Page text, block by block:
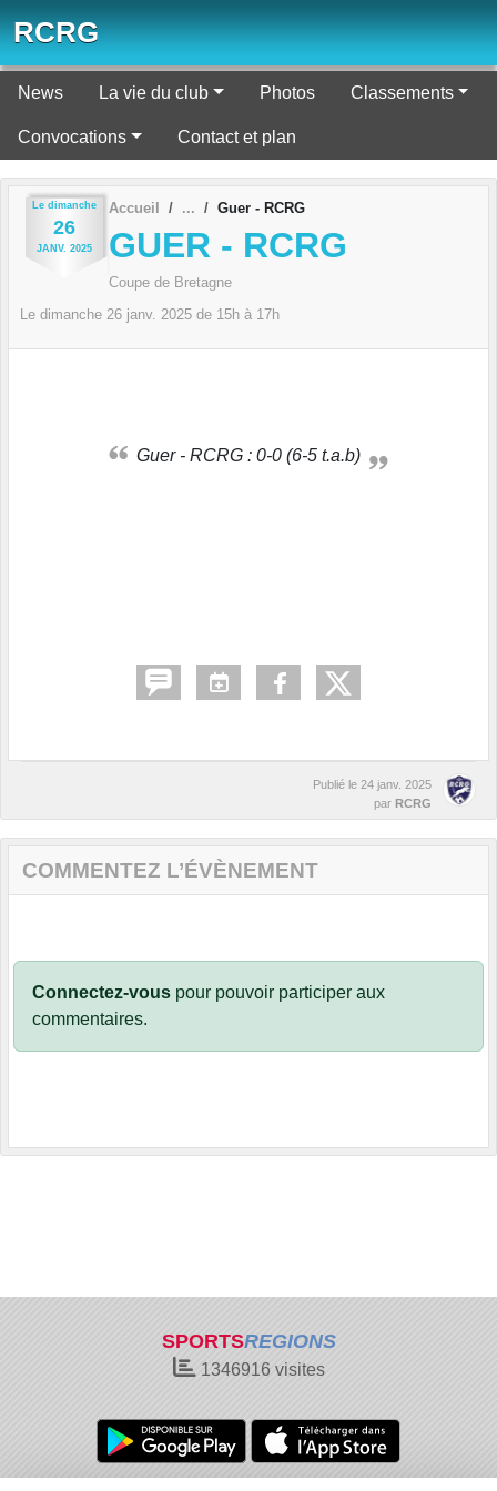
RCRG
News La vie du club Photos Classements
Convocations Contact et plan
Le dimanche
26
JANV. 2025
Accueil Guer - RCRG
GUER - RCRG
Coupe de Bretagne
Le dimanche 26 janv. 2025 de 15h à 17h
Guer - RCRG : 0-0 (6-5 t.a.b)
Publié le 24 janv. 2025
par RCRG
COMMENTEZ L’ÉVÈNEMENT
Connectez-vous pour pouvoir participer aux
commentaires.
SPORTSREGIONS
1346916 visites